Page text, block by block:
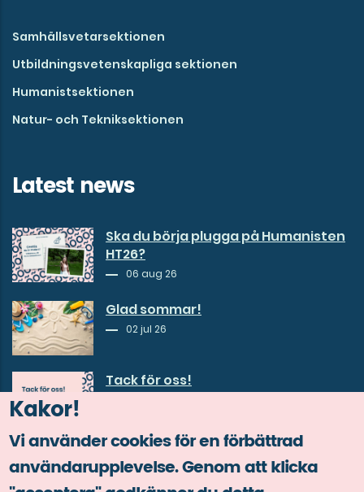
Kakor!
Vi använder cookies för en förbättrad
användarupplevelse. Genom att klicka
Samhällsvetarsektionen
Utbildningsvetenskapliga sektionen
Humanistsektionen
Natur- och Tekniksektionen
Latest news
Ska du börja plugga på Humanisten
HT26?
06 aug 26
Glad sommar!
02 jul 26
Tack för oss!